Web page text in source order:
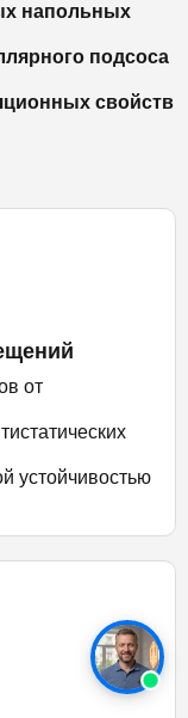
напольных
подсоса
свойств
от
устойчивостью